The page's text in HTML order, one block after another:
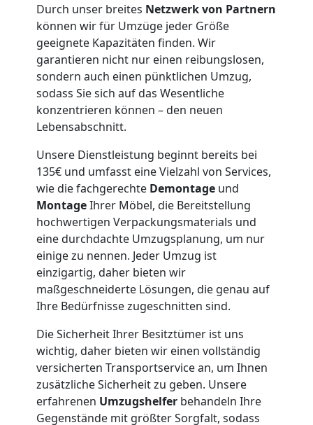
Durch unser breites Netzwerk von Partnern
können wir für Umzüge jeder Größe
geeignete Kapazitäten finden. Wir
garantieren nicht nur einen reibungslosen,
sondern auch einen pünktlichen Umzug,
sodass Sie sich auf das Wesentliche
konzentrieren können – den neuen
Lebensabschnitt.
Unsere Dienstleistung beginnt bereits bei
135€ und umfasst eine Vielzahl von Services,
wie die fachgerechte Demontage und
MontageIhrer Möbel, die Bereitstellung
hochwertigen Verpackungsmaterials und
eine durchdachte Umzugsplanung, um nur
einige zu nennen. Jeder Umzug ist
einzigartig, daher bieten wir
maßgeschneiderte Lösungen, die genau auf
Ihre Bedürfnisse zugeschnitten sind.
Die Sicherheit Ihrer Besitztümer ist uns
wichtig, daher bieten wir einen vollständig
versicherten Transportservice an, um Ihnen
zusätzliche Sicherheit zu geben. Unsere
erfahrenen Umzugshelfer behandeln Ihre
Gegenstände mit größter Sorgfalt, sodass
Umzugshelfer
Wiener
Neustadt
Möbeltaxi
Wiener
Neustadt
Kleintransport
Wiener
Neustadt